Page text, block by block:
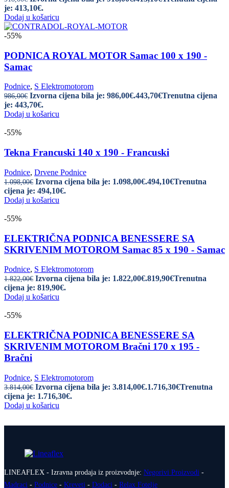
je: 413,10€.
Dodaj u košaricu
-55%
PODNICA ROYAL MOTOR Samac 100 x 190 -
Samac
Podnice, S Elektromotorom
986,00€ Izvorna cijena bila je: 986,00€.443,70€Trenutna cijena
je: 443,70€.
Dodaj u košaricu
-55%
Tekna Francuski 140 x 190 - Francuski
Podnice, Drvene Podnice
1.098,00€ Izvorna cijena bila je: 1.098,00€.494,10€Trenutna
cijena je: 494,10€.
Dodaj u košaricu
-55%
ELEKTRIČNA PODNICA BENESSERE SA
SKRIVENIM MOTOROM Samac 85 x 190 - Samac
Podnice, S Elektromotorom
1.822,00€ Izvorna cijena bila je: 1.822,00€.819,90€Trenutna
cijena je: 819,90€.
Dodaj u košaricu
-55%
ELEKTRIČNA PODNICA BENESSERE SA
SKRIVENIM MOTOROM Bračni 170 x 195 -
Bračni
Podnice, S Elektromotorom
3.814,00€ Izvorna cijena bila je: 3.814,00€.1.716,30€Trenutna
cijena je: 1.716,30€.
Dodaj u košaricu
LINEAFLEX - Izravna prodaja iz proizvodnje: Negorivi Proizvodi -
Madraci - Podnice - Kreveti - Dodaci - Relax Fotelje